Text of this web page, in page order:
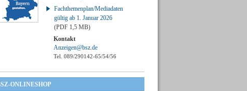
Fachthemenplan/Mediadaten
gültig ab 1. Januar 2026
(PDF 1,5 MB)
Kontakt
Anzeigen@bsz.de
Tel. 089/290142-65/54/56
ONLINESHOP